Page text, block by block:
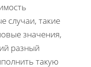
случаи, такие
значения,
разный
такую